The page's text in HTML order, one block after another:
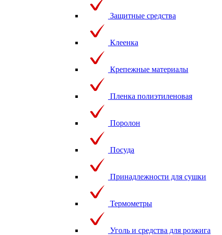
Защитные средства
Клеенка
Крепежные материалы
Пленка полиэтиленовая
Поролон
Посуда
Принадлежности для сушки
Термометры
Уголь и средства для розжига